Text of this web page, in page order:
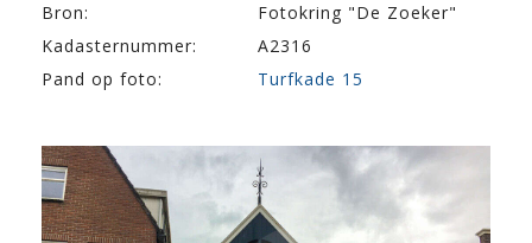
Bron:
Fotokring "De Zoeker"
Kadasternummer:
A2316
Pand op foto:
Turfkade 15